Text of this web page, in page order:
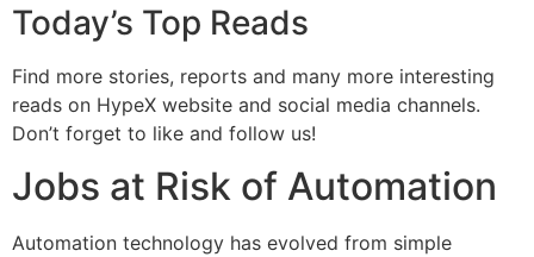
Today’s Top Reads
Find more stories, reports and many more interesting
reads on HypeX website and social media channels.
Don’t forget to like and follow us!
Jobs at Risk of Automation
Automation technology has evolved from simple